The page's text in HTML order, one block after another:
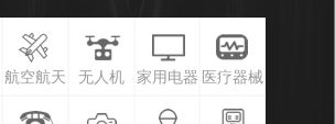
航空航天 无人机 家用电器 医疗器械